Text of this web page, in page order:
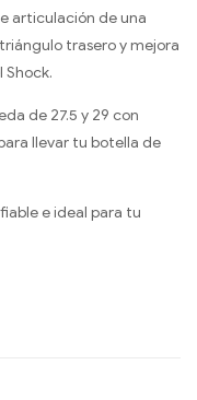
articulación de una
trasero y mejora
Shock.
de 27.5 y 29 con
llevar tu botella de
e ideal para tu